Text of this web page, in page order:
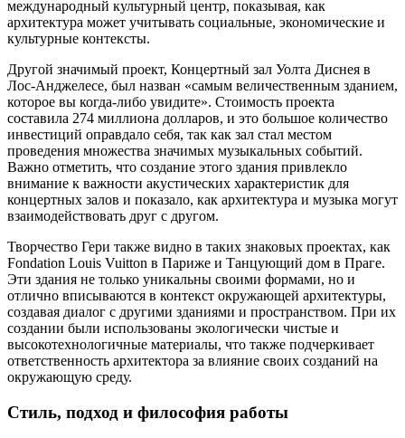
международный культурный центр, показывая, как
архитектура может учитывать социальные, экономические и
культурные контексты.
Другой значимый проект, Концертный зал Уолта Диснея в
Лос-Анджелесе, был назван «самым величественным зданием,
которое вы когда-либо увидите». Стоимость проекта
составила 274 миллиона долларов, и это большое количество
инвестиций оправдало себя, так как зал стал местом
проведения множества значимых музыкальных событий.
Важно отметить, что создание этого здания привлекло
внимание к важности акустических характеристик для
концертных залов и показало, как архитектура и музыка могут
взаимодействовать друг с другом.
Творчество Гери также видно в таких знаковых проектах, как
Fondation Louis Vuitton в Париже и Танцующий дом в Праге.
Эти здания не только уникальны своими формами, но и
отлично вписываются в контекст окружающей архитектуры,
создавая диалог с другими зданиями и пространством. При их
создании были использованы экологически чистые и
высокотехнологичные материалы, что также подчеркивает
ответственность архитектора за влияние своих созданий на
окружающую среду.
Стиль, подход и философия работы